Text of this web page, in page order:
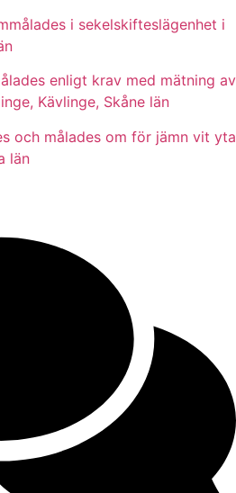
i sekelskifteslägenhet i
enligt krav med mätning av
Kävlinge, Skåne län
och målades om för jämn vit yta
län